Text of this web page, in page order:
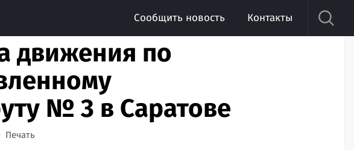
Сообщить новость Контакты
движения по
№ 3 в Саратове
Печать